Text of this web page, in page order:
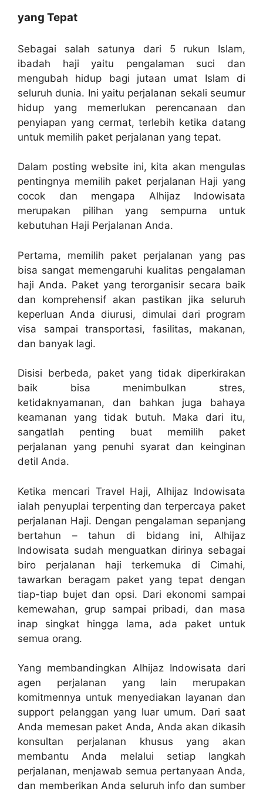
yang Tepat
Sebagai salah satunya dari 5 rukun Islam,
ibadah haji yaitu pengalaman suci dan
mengubah hidup bagi jutaan umat Islam di
seluruh dunia. Ini yaitu perjalanan sekali seumur
hidup yang memerlukan perencanaan dan
penyiapan yang cermat, terlebih ketika datang
untuk memilih paket perjalanan yang tepat.
Dalam posting website ini, kita akan mengulas
pentingnya memilih paket perjalanan Haji yang
cocok dan mengapa Alhijaz Indowisata
merupakan pilihan yang sempurna untuk
kebutuhan Haji Perjalanan Anda.
Pertama, memilih paket perjalanan yang pas
bisa sangat memengaruhi kualitas pengalaman
haji Anda. Paket yang terorganisir secara baik
dan komprehensif akan pastikan jika seluruh
keperluan Anda diurusi, dimulai dari program
visa sampai transportasi, fasilitas, makanan,
dan banyak lagi.
Disisi berbeda, paket yang tidak diperkirakan
baik bisa menimbulkan stres,
ketidaknyamanan, dan bahkan juga bahaya
keamanan yang tidak butuh. Maka dari itu,
sangatlah penting buat memilih paket
perjalanan yang penuhi syarat dan keinginan
detil Anda.
Ketika mencari Travel Haji, Alhijaz Indowisata
ialah penyuplai terpenting dan terpercaya paket
perjalanan Haji. Dengan pengalaman sepanjang
bertahun – tahun di bidang ini, Alhijaz
Indowisata sudah menguatkan dirinya sebagai
biro perjalanan haji terkemuka di Cimahi,
tawarkan beragam paket yang tepat dengan
tiap-tiap bujet dan opsi. Dari ekonomi sampai
kemewahan, grup sampai pribadi, dan masa
inap singkat hingga lama, ada paket untuk
semua orang.
Yang membandingkan Alhijaz Indowisata dari
agen perjalanan yang lain merupakan
komitmennya untuk menyediakan layanan dan
support pelanggan yang luar umum. Dari saat
Anda memesan paket Anda, Anda akan dikasih
konsultan perjalanan khusus yang akan
membantu Anda melalui setiap langkah
perjalanan, menjawab semua pertanyaan Anda,
dan memberikan Anda seluruh info dan sumber